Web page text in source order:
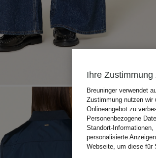
Ihre Zustimmung
Breuninger verwendet
Zustimmung nutzen wir
Onlineangebot zu
Personenbezogene
Standort-
personalisierte
Webseite, um diese für